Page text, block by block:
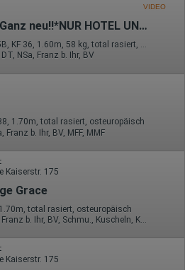
VIDEO
Jasmin* Ganz neu!!*NUR HOTEL UND HAUSBESUCH*
26 Jahre, 85B, KF 36, 1.60m, 58 kg, total rasiert, osteuropäisch
NSa, Franz b. Ihr, BV
1.70m, total rasiert, osteuropäisch
Franz b. Ihr, BV, MFF, MMF
Kaiserstr. 175
Grace
total rasiert, osteuropäisch
ZK, 69, GF6, Franz b. Ihr, BV, Schmu., Kuscheln, Körperküs.
Kaiserstr. 175